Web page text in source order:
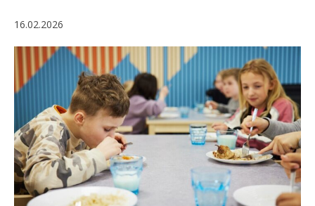
16.02.2026